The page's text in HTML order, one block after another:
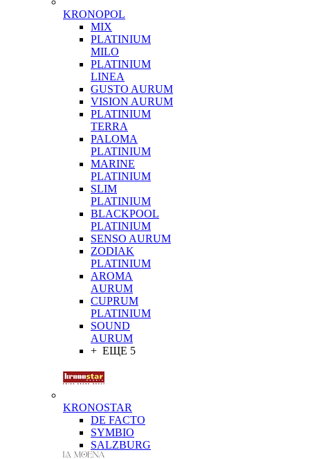
KRONOPOL
MIX
PLATINIUM
MILO
PLATINIUM
LINEA
GUSTO AURUM
VISION AURUM
PLATINIUM
TERRA
PALOMA
PLATINIUM
MARINE
PLATINIUM
SLIM
PLATINIUM
BLACKPOOL
PLATINIUM
SENSO AURUM
ZODIAK
PLATINIUM
AROMA
AURUM
CUPRUM
PLATINIUM
SOUND
AURUM
+ ЕЩЕ 5
KRONOSTAR
DE FACTO
SYMBIO
SALZBURG